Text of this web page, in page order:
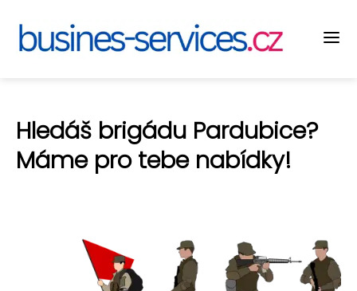
Hledáš brigádu Pardubice?
Máme pro tebe nabídky!